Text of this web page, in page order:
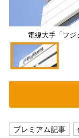
電線大手「フジ
プレミアム記事